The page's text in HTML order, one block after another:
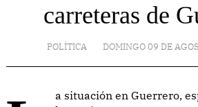
carreteras de
POLÍTICA DOMINGO 09 DE